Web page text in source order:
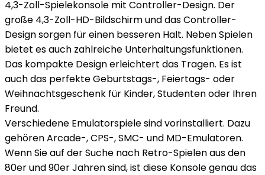
4,3-Zoll-Spielekonsole mit Controller-Design. Der
große 4,3-Zoll-HD-Bildschirm und das Controller-
Design sorgen für einen besseren Halt. Neben Spielen
bietet es auch zahlreiche Unterhaltungsfunktionen.
Das kompakte Design erleichtert das Tragen. Es ist
auch das perfekte Geburtstags-, Feiertags- oder
Weihnachtsgeschenk für Kinder, Studenten oder Ihren
Freund.
Verschiedene Emulatorspiele sind vorinstalliert. Dazu
gehören Arcade-, CPS-, SMC- und MD-Emulatoren.
Wenn Sie auf der Suche nach Retro-Spielen aus den
80er und 90er Jahren sind, ist diese Konsole genau das